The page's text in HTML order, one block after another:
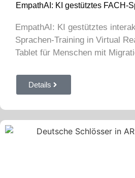
EmpathAI: KI gestütztes FACH-
EmpathAI: KI gestütztes
Sprachen-Training in Virtual
Tablet für Menschen mit
Details